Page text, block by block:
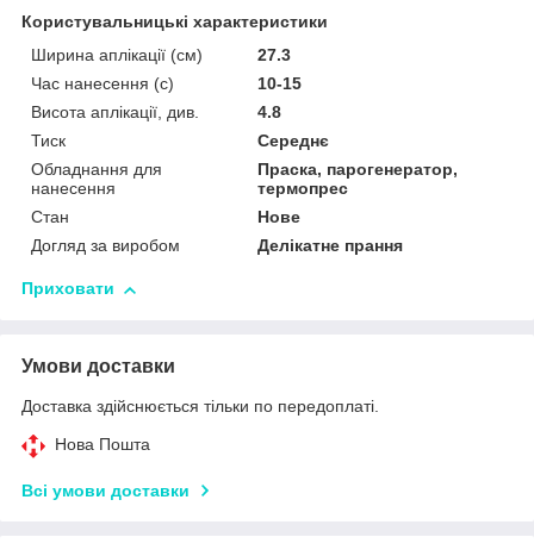
Користувальницькі характеристики
Ширина аплікації (см)
27.3
Час нанесення (с)
10-15
Висота аплікації, див.
4.8
Тиск
Середнє
Обладнання для
нанесення
Праска, парогенератор,
термопрес
Стан
Нове
Догляд за виробом
Делікатне прання
Приховати
Умови доставки
Доставка здійснюється тільки по передоплаті.
Нова Пошта
Всі умови доставки